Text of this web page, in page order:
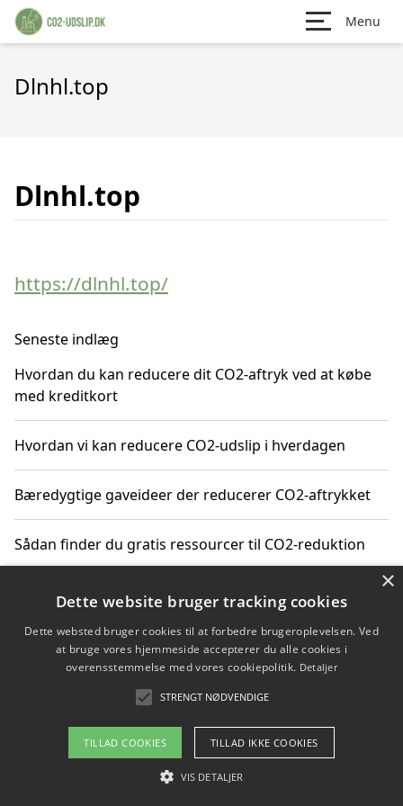
Menu
Dlnhl.top
Dlnhl.top
https://dlnhl.top/
Seneste indlæg
Hvordan du kan reducere dit CO2-aftryk ved at købe
med kreditkort
Hvordan vi kan reducere CO2-udslip i hverdagen
Bæredygtige gaveideer der reducerer CO2-aftrykket
Sådan finder du gratis ressourcer til CO2-reduktion
Hvordan gadgets til hjemmet kan reducere CO2-udslip
Copyright 2026 - Pilanto Aps
Om / kontakt
Blog Betingelser
×
Dette website bruger tracking cookies
Dette websted bruger cookies til at forbedre brugeroplevelsen. Ved
at bruge vores hjemmeside accepterer du alle cookies i
overensstemmelse med vores cookiepolitik. Detaljer
STRENGT NØDVENDIGE
TILLAD COOKIES TILLAD IKKE COOKIES
VIS DETALJER